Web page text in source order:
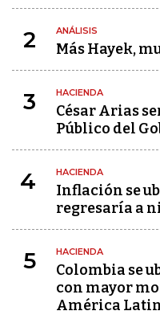
2 ANÁLISIS
Más Hayek,
3 HACIENDA
César Arias
Público del
4 HACIENDA
Inflación se
regresaría a
5 HACIENDA
Colombia se
con mayor
América